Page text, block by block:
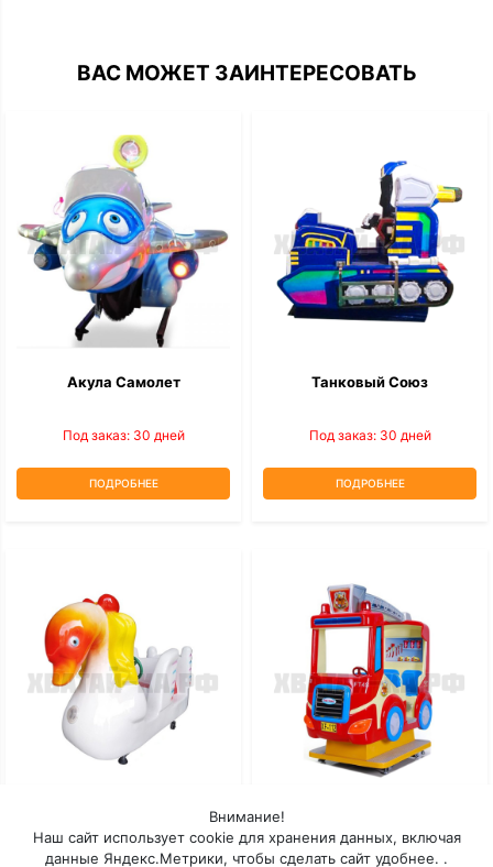
ВАС МОЖЕТ ЗАИНТЕРЕСОВАТЬ
Акула Самолет
Под заказ: 30 дней
ПОДРОБНЕЕ
Танковый Союз
Под заказ: 30 дней
ПОДРОБНЕЕ
Внимание!
Наш сайт использует cookie для хранения данных, включая
данные Яндекс.Метрики, чтобы сделать сайт удобнее. .